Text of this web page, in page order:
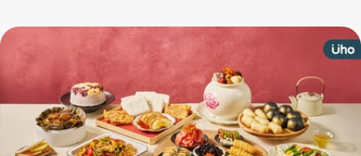
具備使用優惠券的資格。 讓會員在不同餐桌上，都能享有專屬驚喜
與寵愛。 會員專寵一 養心沙龍：三月平日周一到四 688 吃到飽體
驗券 養心沙龍以蔬食料理為核心，強調多元菜色選擇與豐盛口感，
從日常聚餐到節慶歡聚，都能用一道道料理把「吃得好」變成生活
的日常。 三月週一至週四晚間，凡養心集團會員可獲得三月【上海
蔬食 688 吃到飽體驗券】，內用即可享「當桌／每人 688 元吃到